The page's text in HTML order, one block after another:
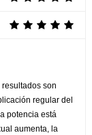
son
regular del
potencia está
aumenta, la